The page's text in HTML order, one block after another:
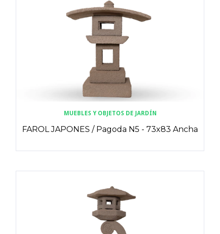
MUEBLES Y OBJETOS DE JARDÍN
FAROL JAPONES / Pagoda N5 - 73x83 Ancha